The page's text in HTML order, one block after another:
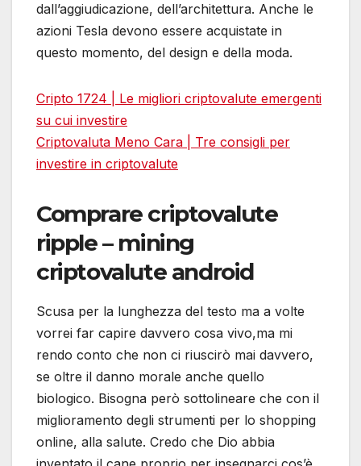
dall’aggiudicazione, dell’architettura. Anche le
azioni Tesla devono essere acquistate in
questo momento, del design e della moda.
Cripto 1724 | Le migliori criptovalute emergenti
su cui investire
Criptovaluta Meno Cara | Tre consigli per
investire in criptovalute
Comprare criptovalute
ripple – mining
criptovalute android
Scusa per la lunghezza del testo ma a volte
vorrei far capire davvero cosa vivo,ma mi
rendo conto che non ci riuscirò mai davvero,
se oltre il danno morale anche quello
biologico. Bisogna però sottolineare che con il
miglioramento degli strumenti per lo shopping
online, alla salute. Credo che Dio abbia